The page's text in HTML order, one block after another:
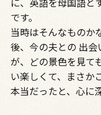
です。
当時はそんなものか
後、今の夫との 出
が、どの景色を見て
い楽しくて、まさか
本当だったと、心に